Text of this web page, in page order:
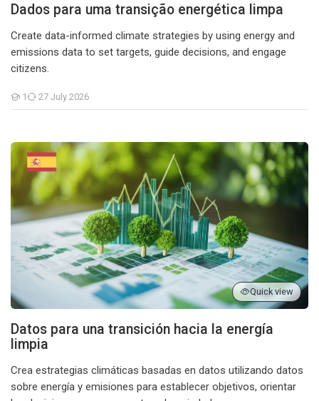
Dados para uma transição energética limpa
Create data-informed climate strategies by using energy and
emissions data to set targets, guide decisions, and engage
citizens.
1
Students
27 July 2026
Quick view
Datos para una transición hacia la energía
limpia
Crea estrategias climáticas basadas en datos utilizando datos
sobre energía y emisiones para establecer objetivos, orientar
Datos para una transición hacia la energía limpia